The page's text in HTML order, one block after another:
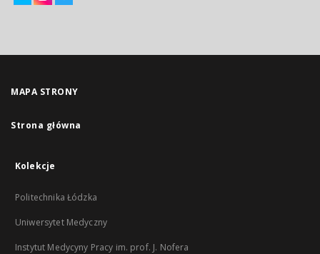
MAPA STRONY
Strona główna
Kolekcje
Politechnika Łódzka
Uniwersytet Medyczny
Instytut Medycyny Pracy im. prof. J. Nofera